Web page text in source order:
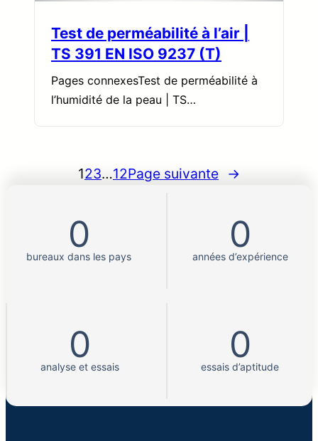
Test de perméabilité à l’air |
TS 391 EN ISO 9237 (T)
Pages connexesTest de perméabilité à
l’humidité de la peau | TS…
123…12Page suivante →
0
bureaux dans les pays
0
années d’expérience
0
analyse et essais
0
essais d’aptitude